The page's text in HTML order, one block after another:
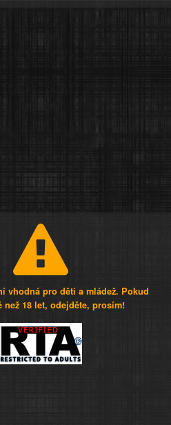
vhodná pro děti a mládež. Pokud
než 18 let, odejděte, prosím!